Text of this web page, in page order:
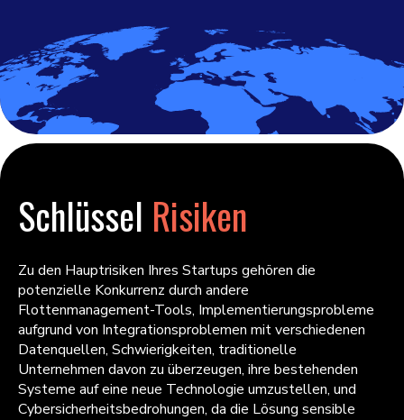
Schlüssel Risiken
Zu den Hauptrisiken Ihres Startups gehören die
potenzielle Konkurrenz durch andere
Flottenmanagement-Tools, Implementierungsprobleme
aufgrund von Integrationsproblemen mit verschiedenen
Datenquellen, Schwierigkeiten, traditionelle
Unternehmen davon zu überzeugen, ihre bestehenden
Systeme auf eine neue Technologie umzustellen, und
Cybersicherheitsbedrohungen, da die Lösung sensible